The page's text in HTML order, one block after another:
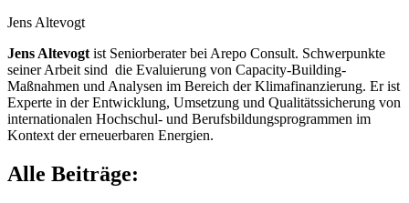
Jens Altevogt
Jens Altevogt ist Seniorberater bei Arepo Consult. Schwerpunkte
seiner Arbeit sind die Evaluierung von Capacity-Building-
Maßnahmen und Analysen im Bereich der Klimafinanzierung. Er ist
Experte in der Entwicklung, Umsetzung und Qualitätssicherung von
internationalen Hochschul- und Berufsbildungsprogrammen im
Kontext der erneuerbaren Energien.
Alle Beiträge: